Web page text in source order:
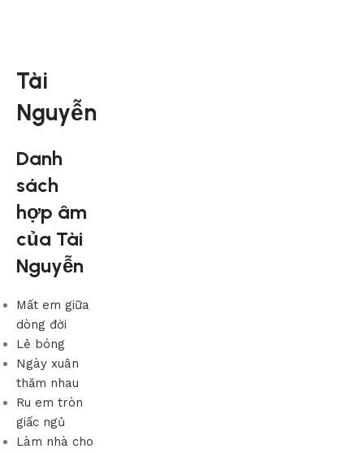
Tài
Nguyễn
Danh
sách
hợp âm
của Tài
Nguyễn
Mất em giữa
dòng đời
Lẻ bóng
Ngày xuân
thăm nhau
Ru em tròn
giấc ngủ
Làm nhà cho